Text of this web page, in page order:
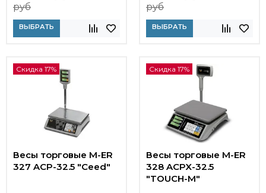
руб
ВЫБРАТЬ
руб
ВЫБРАТЬ
Скидка 17%
Весы торговые M-ER
327 ACP-32.5 "Ceed"
Скидка 17%
Весы торговые M-ER
328 ACPX-32.5
"TOUCH-M"